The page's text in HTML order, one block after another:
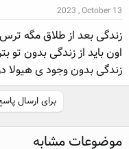
2023 , October 13
زندگی بعد از طلاق مگه
اون باید از زندگی بدون تو
زندگی بدون وجود ی هیولا
برای ارسال
موضوعات مشابه